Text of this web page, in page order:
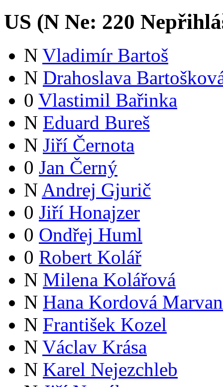
US (N Ne: 220
N Vladimír Bartoš
N Drahoslava
0 Vlastimil Bařinka
N Eduard Bureš
N Jiří Černota
0 Jan Černý
N Andrej Gjurič
0 Jiří Honajzer
0 Ondřej Huml
0 Robert Kolář
N Milena Kolářová
N Hana Kordová
N František Kozel
N Václav Krása
N Karel Nejezchleb